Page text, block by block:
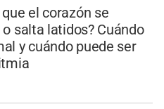
el corazón se
salta latidos? Cuándo
y cuándo puede ser